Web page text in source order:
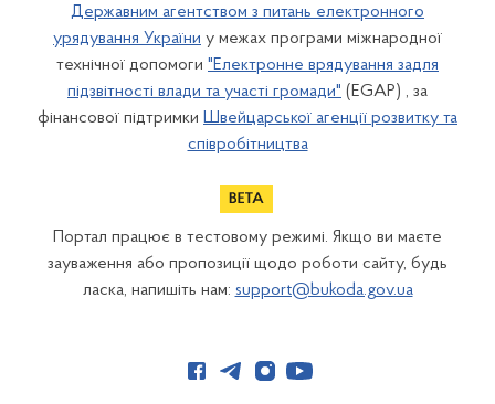
Державним агентством з питань електронного
урядування України у межах програми міжнародної
технічної допомоги "Електронне врядування задля
підзвітності влади та участі громади" (EGAP) , за
фінансової підтримки Швейцарської агенції розвитку та
співробітництва
Портал працює в тестовому режимі. Якщо ви маєте
зауваження або пропозиції щодо роботи сайту, будь
ласка, напишіть нам: support@bukoda.gov.ua